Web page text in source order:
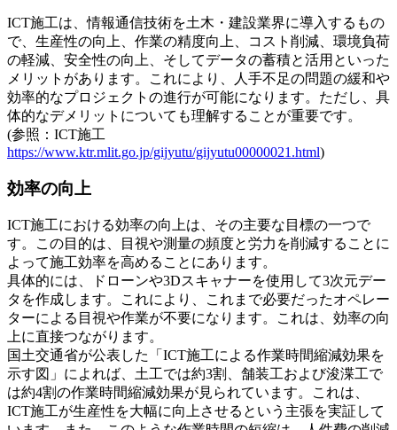
ICT施工は、情報通信技術を土木・建設業界に導入するもの
で、生産性の向上、作業の精度向上、コスト削減、環境負荷
の軽減、安全性の向上、そしてデータの蓄積と活用といった
メリットがあります。これにより、人手不足の問題の緩和や
効率的なプロジェクトの進行が可能になります。ただし、具
体的なデメリットについても理解することが重要です。
(参照：ICT施工
https://www.ktr.mlit.go.jp/gijyutu/gijyutu00000021.html)
効率の向上
ICT施工における効率の向上は、その主要な目標の一つで
す。この目的は、目視や測量の頻度と労力を削減することに
よって施工効率を高めることにあります。
具体的には、ドローンや3Dスキャナーを使用して3次元デー
タを作成します。これにより、これまで必要だったオペレー
ターによる目視や作業が不要になります。これは、効率の向
上に直接つながります。
国土交通省が公表した「ICT施工による作業時間縮減効果を
示す図」によれば、土工では約3割、舗装工および浚渫工で
は約4割の作業時間縮減効果が見られています。これは、
ICT施工が生産性を大幅に向上させるという主張を実証して